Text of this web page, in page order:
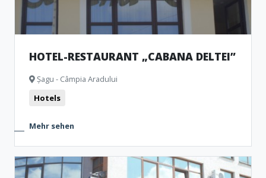
HOTEL-RESTAURANT „CABANA DELTEI”
Șagu - Câmpia Aradului
Hotels
Mehr sehen